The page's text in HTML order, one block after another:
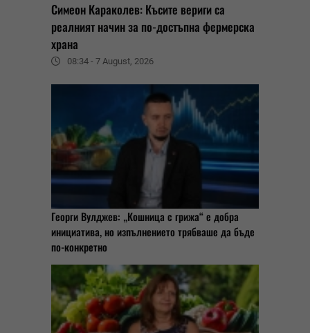
Симеон Караколев: Късите вериги са
реалният начин за по-достъпна фермерска
храна
08:34 - 7 August, 2026
Георги Вулджев: „Кошница с грижа“ е добра
инициатива, но изпълнението трябваше да бъде
по-конкретно